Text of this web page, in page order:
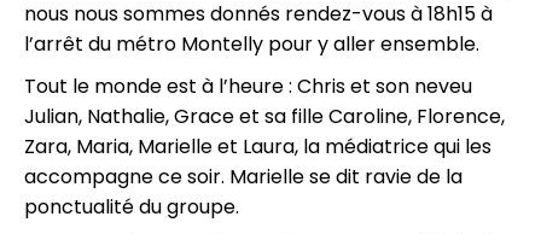
nous nous sommes donnés rendez-vous à 18h15 à
l’arrêt du métro Montelly pour y aller ensemble.
Tout le monde est à l’heure : Chris et son neveu
Julian, Nathalie, Grace et sa fille Caroline, Florence,
Zara, Maria, Marielle et Laura, la médiatrice qui les
accompagne ce soir. Marielle se dit ravie de la
ponctualité du groupe.